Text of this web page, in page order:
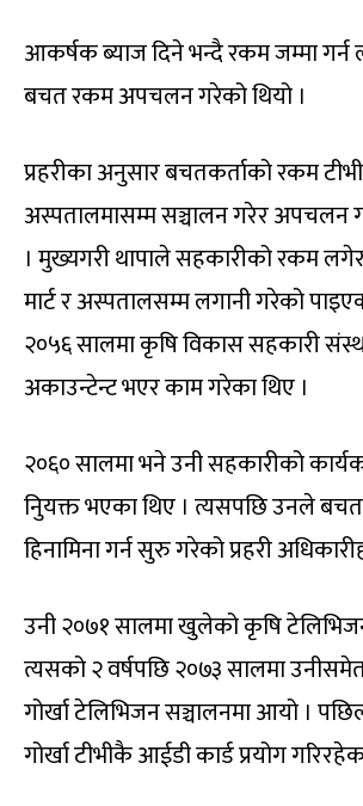
आकर्षक ब्याज दिने भन्दै रकम जम्मा
बचत रकम अपचलन गरेको थियो ।
प्रहरीका अनुसार बचतकर्ताको रकम
अस्पतालमासम्म सञ्चालन गरेर अपचलन
। मुख्यगरी थापाले सहकारीको रकम
मार्ट र अस्पतालसम्म लगानी गरेको
२०५६ सालमा कृषि विकास सहकारी
अकाउन्टेन्ट भएर काम गरेका थिए ।
२०६० सालमा भने उनी सहकारीको
निुयक्त भएका थिए । त्यसपछि उनले
हिनामिना गर्न सुरु गरेको प्रहरी
उनी २०७१ सालमा खुलेको कृषि
त्यसको २ वर्षपछि २०७३ सालमा
गोर्खा टेलिभिजन सञ्चालनमा आयो ।
गोर्खा टीभीकै आईडी कार्ड प्रयोग